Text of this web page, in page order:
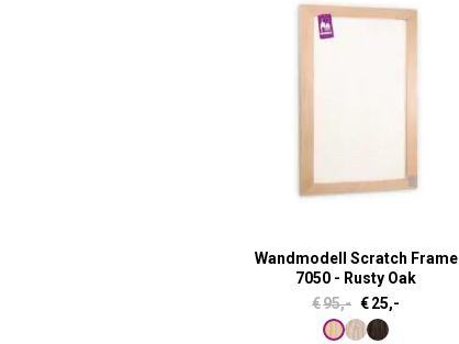
Wandmodell Scratch Frame
7050 - Rusty Oak
€95,- U
r
€25,-